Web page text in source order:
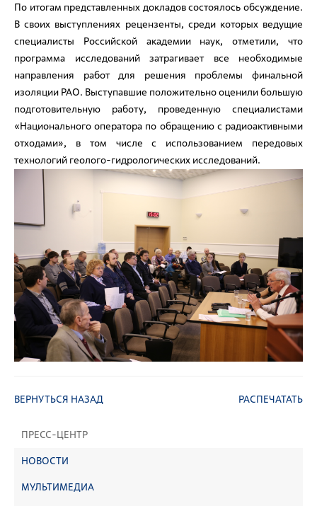
ПРЕСС-ЦЕНТР
НОВОСТИ
МУЛЬТИМЕДИА
По итогам представленных докладов состоялось обсуждение.
В своих выступлениях рецензенты, среди которых ведущие
специалисты Российской академии наук, отметили, что
программа исследований затрагивает все необходимые
направления работ для решения проблемы финальной
изоляции РАО. Выступавшие положительно оценили большую
подготовительную работу, проведенную специалистами
«Национального оператора по обращению с радиоактивными
отходами», в том числе с использованием передовых
технологий геолого-гидрологических исследований.
ВЕРНУТЬСЯ НАЗАД РАСПЕЧАТАТЬ